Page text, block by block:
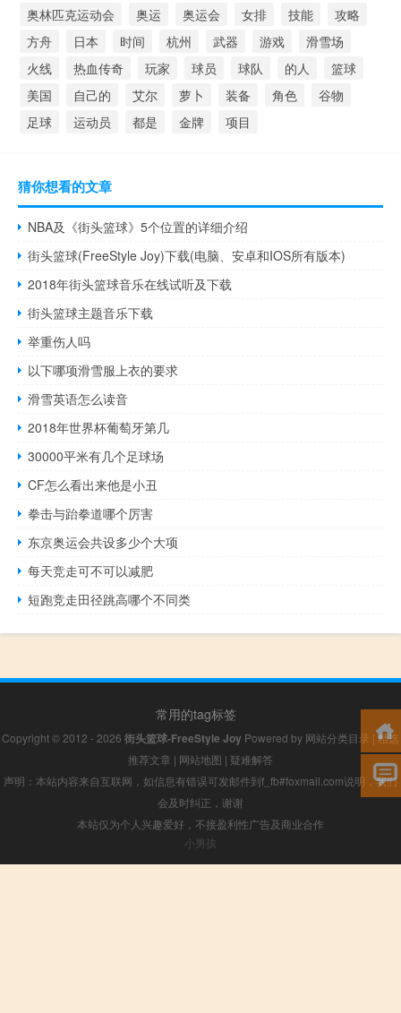
奥林匹克运动会
奥运 奥运会 女排 技能
攻略
方舟
日本 时间 杭州 武器 游戏
滑雪场
火线
热血传奇 玩家 球员 球队 的人
篮球
美国
自己的 艾尔 萝卜 装备 角色
谷物
足球
运动员 都是 金牌 项目
猜你想看的文章
NBA及《街头篮球》5个位置的详细介绍
街头篮球(FreeStyle Joy)下载(电脑、安卓和IOS所有版本)
2018年街头篮球音乐在线试听及下载
街头篮球主题音乐下载
举重伤人吗
以下哪项滑雪服上衣的要求
滑雪英语怎么读音
2018年世界杯葡萄牙第几
30000平米有几个足球场
CF怎么看出来他是小丑
拳击与跆拳道哪个厉害
东京奥运会共设多少个大项
每天竞走可不可以减肥
短跑竞走田径跳高哪个不同类
常用的tag标签
Copyright © 2012 - 2026 街头篮球-FreeStyle Joy Powered by 网站分类目录 |精选
推荐文章 | 网站地图 | 疑难解答
声明：本站内容来自互联网，如信息有错误可发邮件到f_fb#foxmail.com说明，我们
会及时纠正，谢谢
本站仅为个人兴趣爱好，不接盈利性广告及商业合作
小男孩